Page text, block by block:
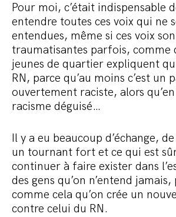
Pour moi, c’était indispensable
entendre toutes ces voix qui ne
entendues, même si ces voix
traumatisantes parfois, comme
jeunes de quartier expliquent
RN, parce qu’au moins c’est un
ouvertement raciste, alors qu’en
racisme déguisé…
Il y a eu beaucoup d’échange,
un tournant fort et ce qui est
continuer à faire exister dans
des gens qu’on n’entend jamais,
comme cela qu’on crée un
contre celui du RN.